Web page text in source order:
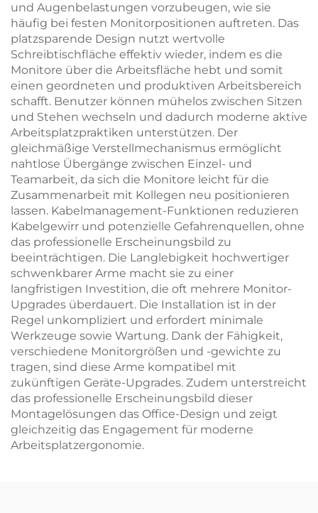
und Augenbelastungen vorzubeugen, wie sie
häufig bei festen Monitorpositionen auftreten. Das
platzsparende Design nutzt wertvolle
Schreibtischfläche effektiv wieder, indem es die
Monitore über die Arbeitsfläche hebt und somit
einen geordneten und produktiven Arbeitsbereich
schafft. Benutzer können mühelos zwischen Sitzen
und Stehen wechseln und dadurch moderne aktive
Arbeitsplatzpraktiken unterstützen. Der
gleichmäßige Verstellmechanismus ermöglicht
nahtlose Übergänge zwischen Einzel- und
Teamarbeit, da sich die Monitore leicht für die
Zusammenarbeit mit Kollegen neu positionieren
lassen. Kabelmanagement-Funktionen reduzieren
Kabelgewirr und potenzielle Gefahrenquellen, ohne
das professionelle Erscheinungsbild zu
beeinträchtigen. Die Langlebigkeit hochwertiger
schwenkbarer Arme macht sie zu einer
langfristigen Investition, die oft mehrere Monitor-
Upgrades überdauert. Die Installation ist in der
Regel unkompliziert und erfordert minimale
Werkzeuge sowie Wartung. Dank der Fähigkeit,
verschiedene Monitorgrößen und -gewichte zu
tragen, sind diese Arme kompatibel mit
zukünftigen Geräte-Upgrades. Zudem unterstreicht
das professionelle Erscheinungsbild dieser
Montagelösungen das Office-Design und zeigt
gleichzeitig das Engagement für moderne
Arbeitsplatzergonomie.